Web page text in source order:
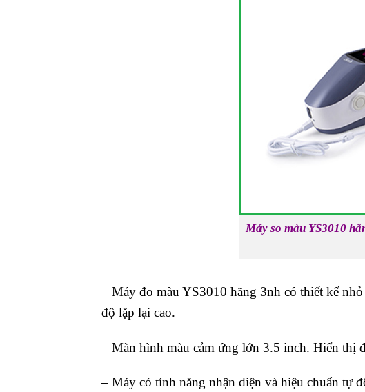
Máy so màu YS3010
– Máy đo màu YS3010 hãng 3nh có thiết kế
độ lặp lại cao.
– Màn hình màu cảm ứng lớn 3.5 inch. Hiển thị
– Máy có tính năng nhận diện và hiệu chuẩn tự